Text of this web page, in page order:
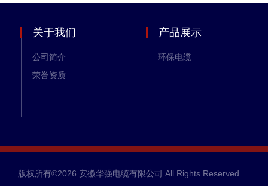
关于我们
公司简介
荣誉资质
产品展示
环保电缆
版权所有©2026 安徽华强电缆有限公司 All Rights Reserved